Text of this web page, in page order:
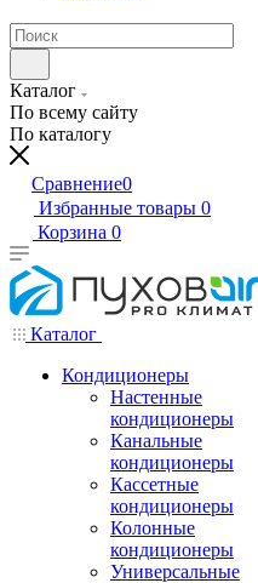
Каталог
По всему сайту
По каталогу
Сравнение0
Избранные товары 0
Корзина 0
Каталог
Кондиционеры
Настенные
кондиционеры
Канальные
кондиционеры
Кассетные
кондиционеры
Колонные
кондиционеры
Универсальные